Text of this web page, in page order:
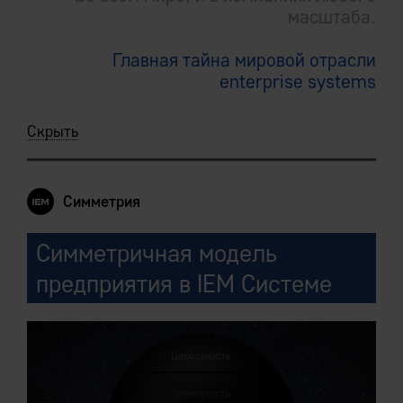
масштаба.
Главная тайна мировой отрасли
enterprise systems
Скрыть
Симметрия
Симметричная модель
предприятия в IEM Системе